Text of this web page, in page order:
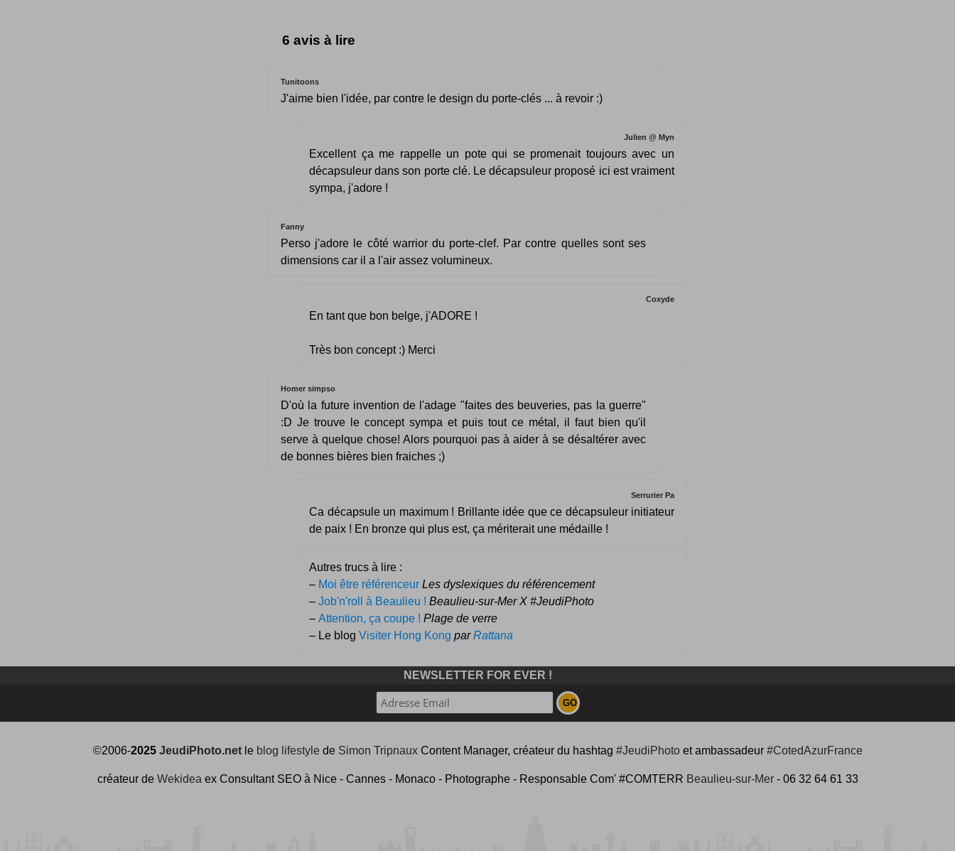
6 avis à lire
Tunitoons
J'aime bien l'idée, par contre le design du porte-clés ... à revoir :)
Julien @ Myn
Excellent ça me rappelle un pote qui se promenait toujours avec un
décapsuleur dans son porte clé. Le décapsuleur proposé ici est vraiment
sympa, j'adore !
Fanny
Perso j'adore le côté warrior du porte-clef. Par contre quelles sont ses
dimensions car il a l'air assez volumineux.
Coxyde
En tant que bon belge, j'ADORE !
Très bon concept :) Merci
Homer simpso
D'où la future invention de l'adage "faites des beuveries, pas la guerre"
:D Je trouve le concept sympa et puis tout ce métal, il faut bien qu'il
serve à quelque chose! Alors pourquoi pas à aider à se désaltérer avec
de bonnes bières bien fraiches ;)
Serrurier Pa
Ca décapsule un maximum ! Brillante idée que ce décapsuleur initiateur
de paix ! En bronze qui plus est, ça mériterait une médaille !
Autres trucs à lire :
– Moi être référenceur Les dyslexiques du référencement
– Job'n'roll à Beaulieu ! Beaulieu-sur-Mer X #JeudiPhoto
– Attention, ça coupe ! Plage de verre
– Le blog Visiter Hong Kong parRattana
NEWSLETTER FOR EVER !
©2006-2025 JeudiPhoto.netle blog lifestylede Simon TripnauxContent Manager, créateur du hashtag #JeudiPhotoet ambassadeur #CotedAzurFrance
créateur de Wekidea ex Consultant SEO à Nice - Cannes - Monaco - Photographe - Responsable Com' #COMTERR Beaulieu-sur-Mer- 06 32 64 61 33